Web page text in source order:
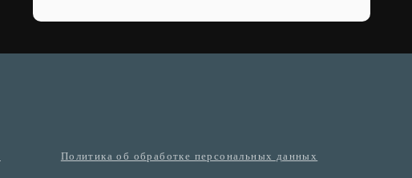
Политика об обработке персональных данных